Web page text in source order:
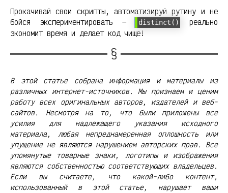
Прокачивай свои скрипты, автоматизируй рутину и не
бойся экспериментировать —
distinct()
реально
экономит время и делает код чище!
В этой статье собрана информация и материалы из
различных интернет-источников. Мы признаем и ценим
работу всех оригинальных авторов, издателей и веб-
сайтов. Несмотря на то, что были приложены все
усилия для надлежащего указания исходного
материала, любая непреднамеренная оплошность или
упущение не являются нарушением авторских прав. Все
упомянутые товарные знаки, логотипы и изображения
являются собственностью соответствующих владельцев.
Если вы считаете, что какой-либо контент,
использованный в этой статье, нарушает ваши